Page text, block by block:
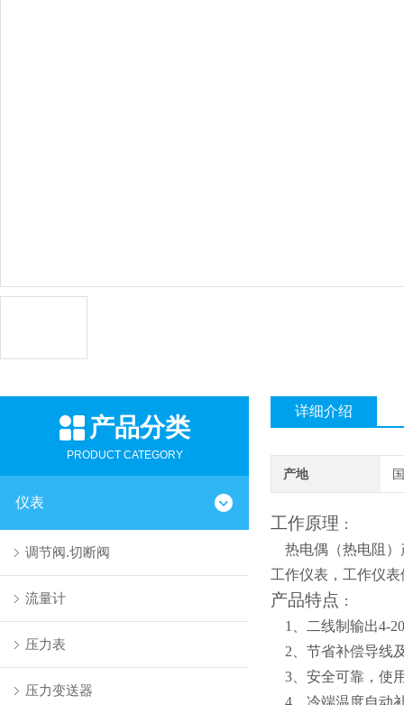
产品分类
PRODUCT CATEGORY
仪表
调节阀.切断阀
流量计
压力表
压力变送器
详细介绍
产地
工作原理 ：
热电偶（热电阻
工作仪表，工作仪
产品特点 ：
1
、二线制输出4-
2 、节省补偿导
3 、安全可靠，使
4 、冷端温度自动